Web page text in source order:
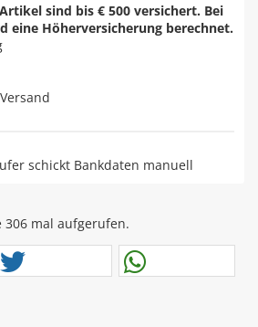
sind bis € 500 versichert. Bei
eine Höherversicherung berechnet.
schickt Bankdaten manuell
306 mal aufgerufen.